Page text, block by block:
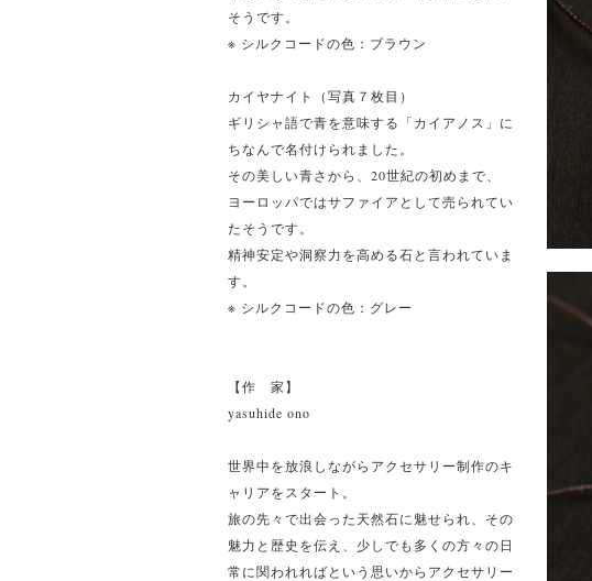
そうです。
※ シルクコードの色：ブラウン
カイヤナイト（写真７枚目）
ギリシャ語で青を意味する「カイアノス」に
ちなんで名付けられました。
その美しい青さから、20世紀の初めまで、
ヨーロッパではサファイアとして売られてい
たそうです。
精神安定や洞察力を高める石と言われていま
す。
※ シルクコードの色：グレー
【作 家】
yasuhide ono
世界中を放浪しながらアクセサリー制作のキ
ャリアをスタート。
旅の先々で出会った天然石に魅せられ、その
魅力と歴史を伝え、少しでも多くの方々の日
常に関われればという思いからアクセサリー